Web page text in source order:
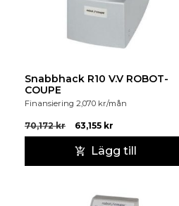
Snabbhack R10 V.V ROBOT-
COUPE
Finansiering 2,070 kr/mån
70,172kr 63,155 kr
Lägg till